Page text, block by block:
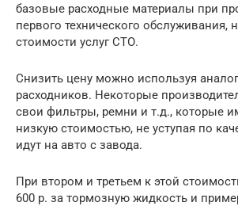
базовые расходные материалы при
первого технического обслуживания,
стоимости услуг СТО.
Снизить цену можно используя
расходников. Некоторые
свои фильтры, ремни и т.д., которые
низкую стоимостью, не уступая по
идут на авто с завода.
При втором и третьем к этой
600 р. за тормозную жидкость и